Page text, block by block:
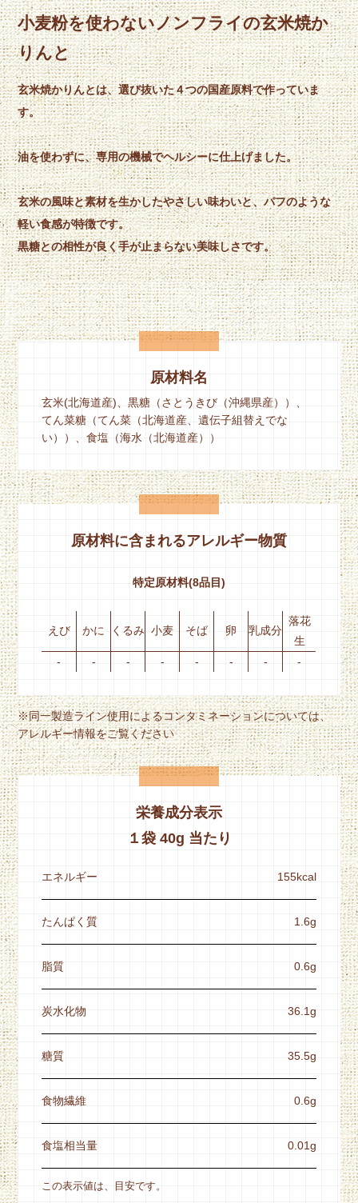
小麦粉を使わないノンフライの玄米焼か
りんと
玄米焼かりんとは、選び抜いた４つの国産原料で作っていま
す。
油を使わずに、専用の機械でヘルシーに仕上げました。
玄米の風味と素材を生かしたやさしい味わいと、パフのような
軽い食感が特徴です。
黒糖との相性が良く手が止まらない美味しさです。
原材料名
玄米(北海道産)、黒糖（さとうきび（沖縄県産））、
てん菜糖（てん菜（北海道産、遺伝子組替えでな
い））、食塩（海水（北海道産））
原材料に含まれるアレルギー物質
特定原材料(8品目)
えび かに くるみ 小麦 そば 卵 乳成分
落花
生
-
- - - - - - -
※同一製造ライン使用によるコンタミネーションについては、
アレルギー情報をご覧ください
栄養成分表示
１袋 40g 当たり
エネルギー 155kcal
たんぱく質 1.6g
脂質 0.6g
炭水化物 36.1g
糖質 35.5g
食物繊維 0.6g
食塩相当量 0.01g
この表示値は、目安です。